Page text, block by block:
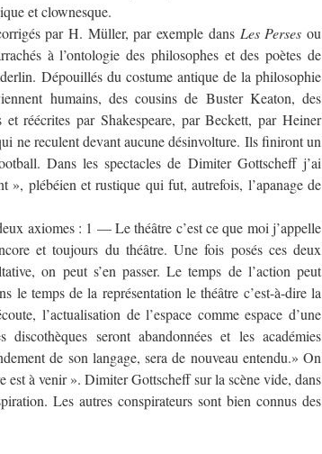
et clownesque.
par H. Müller, par exemple dans Les Perses ou
à l’ontologie des philosophes et des poètes de
Dépouillés du costume antique de la philosophie
humains, des cousins de Buster Keaton, des
réécrites par Shakespeare, par Beckett, par Heiner
ne reculent devant aucune désinvolture. Ils finiront un
Dans les spectacles de Dimiter Gottscheff j’ai
», plébéien et rustique qui fut, autrefois, l’apanage de
axiomes : 1 — Le théâtre c’est ce que moi j’appelle
et toujours du théâtre. Une fois posés ces deux
on peut s’en passer. Le temps de l’action peut
le temps de la représentation le théâtre c’est-à-dire la
l’actualisation de l’espace comme espace d’une
seront abandonnées et les académies
de son langage, sera de nouveau entendu.» On
est à venir ». Dimiter Gottscheff sur la scène vide, dans
Les autres conspirateurs sont bien connus des